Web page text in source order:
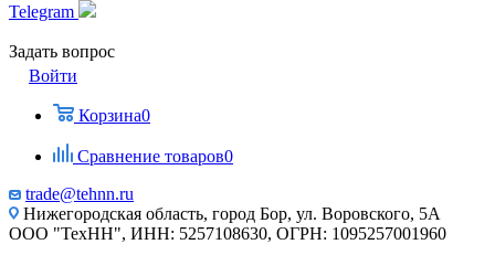
Telegram
Задать вопрос
Войти
Корзина0
Сравнение товаров0
trade@tehnn.ru
Нижегородская область, город Бор, ул. Воровского, 5А
ООО "ТехНН", ИНН: 5257108630, ОГРН: 1095257001960